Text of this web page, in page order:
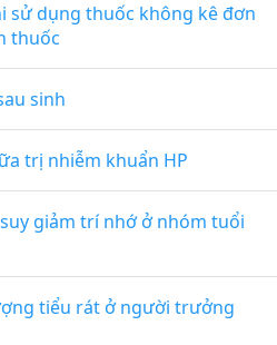
sử dụng thuốc không kê đơn
thuốc
sinh
trị nhiễm khuẩn HP
giảm trí nhớ ở nhóm tuổi
tiểu rát ở người trưởng